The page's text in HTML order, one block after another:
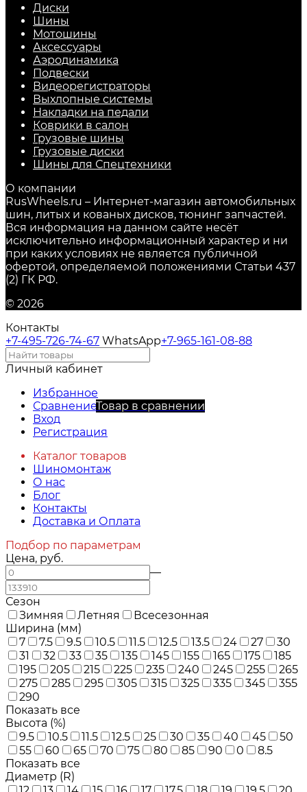
Диски
Шины
Мотошины
Аксессуары
Аэродинамика
Подвески
Видеорегистраторы
Выхлопные системы
Накладки на педали
Коврики в салон
Грузовые шины
Грузовые диски
Шины для Спецтехники
О компании
RusWheels.ru – Интернет-магазин автомобильных
шин, литых и кованых дисков, тюнинг запчастей.
Вся информация на данном сайте несёт
исключительно информационный характер и ни
при каких условиях не является публичной
офертой, определяемой положениями Статьи 437
(2) ГК РФ.
© 2026
Контакты
+7-495-726-74-67 WhatsApp+7-965-161-08-88
Личный кабинет
Избранное
СравнениеТовар в сравнении
Вход
Регистрация
Каталог товаров
Шиномонтаж
О нас
Блог
Контакты
Доставка и Оплата
Подбор по параметрам
Цена, руб.
—
Сезон
Зимняя
Летняя
Всесезонная
Ширина (мм)
7
7.5 9.5 10.5 11.5 12.5 13.5 24 27
30
31
32 33 35 135 145 155 165 175
185
195
205 215 225 235 240 245 255
265
275
285 295 305 315 325 335 345
355
290
Показать все
Высота (%)
9.5
10.5 11.5 12.5 25 30 35 40 45
50
55
60 65 70 75 80 85 90 0
8.5
Показать все
Диаметр (R)